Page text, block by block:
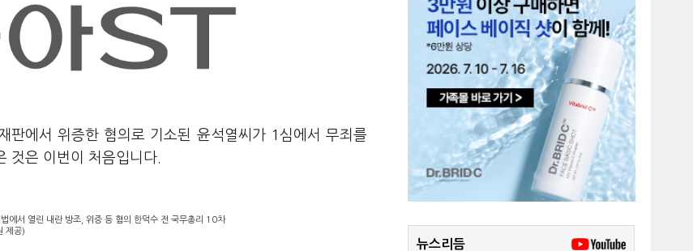
에서 위증한 혐의로 기소된 윤석열씨가 1심에서 무죄를
것은 이번이 처음입니다.
에서 열린 내란 방조, 위증 등 혐의 한덕수 전 국무총리 10차
제공)
뉴스리듬